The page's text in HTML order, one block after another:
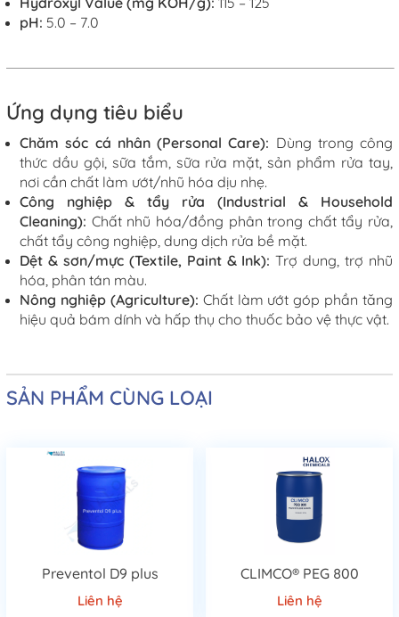
pH: 5.0 – 7.0
Ứng dụng tiêu biểu
Chăm sóc cá nhân (Personal Care): Dùng trong công
thức dầu gội, sữa tắm, sữa rửa mặt, sản phẩm rửa tay,
nơi cần chất làm ướt/nhũ hóa dịu nhẹ.
Công nghiệp & tẩy rửa (Industrial & Household
Cleaning): Chất nhũ hóa/đồng phân trong chất tẩy rửa,
chất tẩy công nghiệp, dung dịch rửa bề mặt.
Dệt & sơn/mực (Textile, Paint & Ink): Trợ dung, trợ nhũ
hóa, phân tán màu.
Nông nghiệp (Agriculture): Chất làm ướt góp phần tăng
hiệu quả bám dính và hấp thụ cho thuốc bảo vệ thực vật.
SẢN PHẨM CÙNG LOẠI
Preventol D9 plus
Liên hệ
CLIMCO® PEG 800
Liên hệ